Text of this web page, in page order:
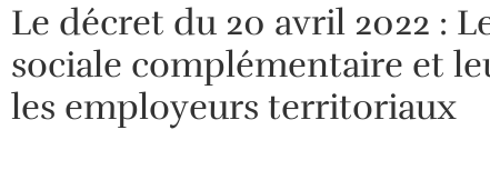
Le décret du 20 avril 2022 :
sociale complémentaire et
les employeurs territoriaux